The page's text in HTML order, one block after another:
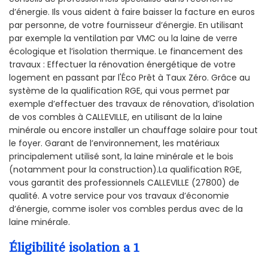
d’énergie. Ils vous aident à faire baisser la facture en euros
par personne, de votre fournisseur d’énergie. En utilisant
par exemple la ventilation par VMC ou la laine de verre
écologique et l’isolation thermique. Le financement des
travaux : Effectuer la rénovation énergétique de votre
logement en passant par l'Éco Prêt à Taux Zéro. Grâce au
système de la qualification RGE, qui vous permet par
exemple d’effectuer des travaux de rénovation, d’isolation
de vos combles à CALLEVILLE, en utilisant de la laine
minérale ou encore installer un chauffage solaire pour tout
le foyer. Garant de l’environnement, les matériaux
principalement utilisé sont, la laine minérale et le bois
(notamment pour la construction).La qualification RGE,
vous garantit des professionnels CALLEVILLE (27800) de
qualité. A votre service pour vos travaux d’économie
d’énergie, comme isoler vos combles perdus avec de la
laine minérale.
Éligibilité isolation a 1